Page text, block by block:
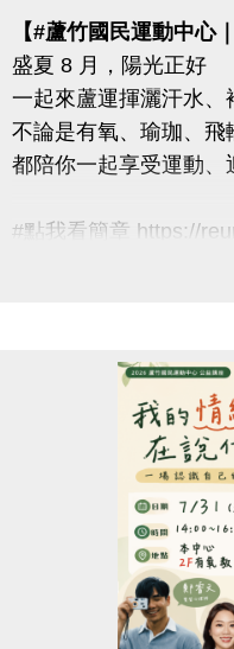
【#蘆竹國民運動中心
盛夏 8 月，陽光正好
一起來蘆運揮灑汗水、
不論是有氧、瑜珈、飛
都陪你一起享受運動、
#點我看簡章 https://
▶ 標示【 * 】請自備
▶ 標示【 ★ 】為平日
▶ 上課請穿著運動服
▶ 有氧、瑜珈、飛輪
▶ 若因人數不足無法
原信用卡、繳費憑證